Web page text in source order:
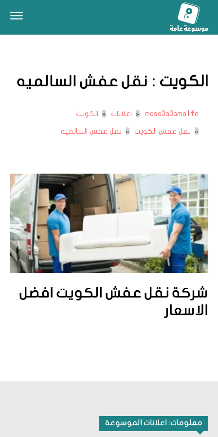
الكويت : نقل عفش السالميه
moso3a3ama.life اعلانات الكويت
نقل عفش الكويت نقل عفش السالميه
شركة نقل عفش الكويت افضل
الاسعار
معلومات: اعلانات الموسوعة